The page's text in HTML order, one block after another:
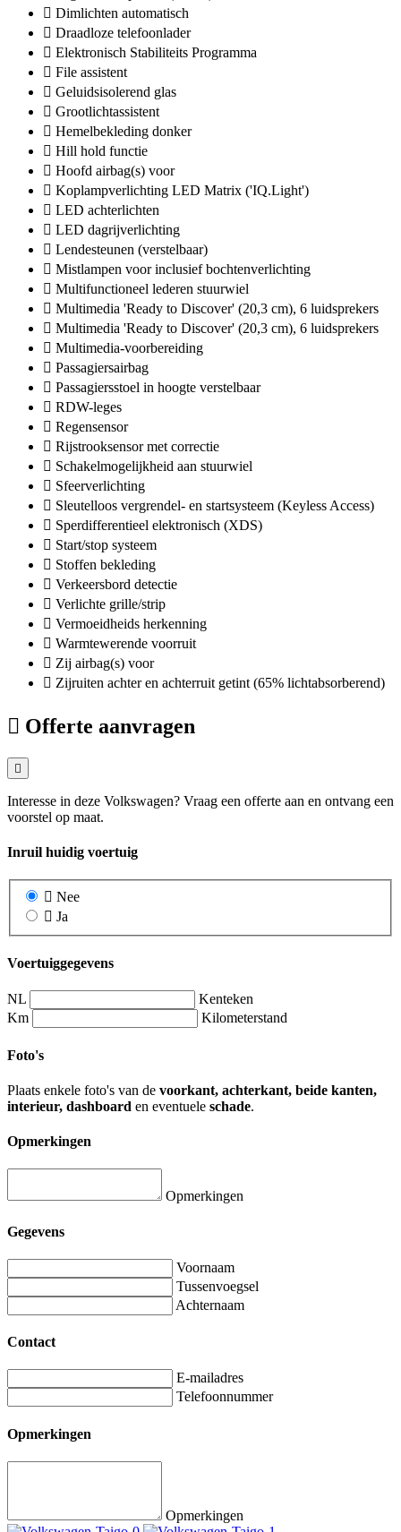
Dimlichten automatisch
Draadloze telefoonlader
Elektronisch Stabiliteits Programma
File assistent
Geluidsisolerend glas
Grootlichtassistent
Hemelbekleding donker
Hill hold functie
Hoofd airbag(s) voor
Koplampverlichting LED Matrix ('IQ.Light')
LED achterlichten
LED dagrijverlichting
Lendesteunen (verstelbaar)
Mistlampen voor inclusief bochtenverlichting
Multifunctioneel lederen stuurwiel
Multimedia 'Ready to Discover' (20,3 cm), 6 luidsprekers
Multimedia 'Ready to Discover' (20,3 cm), 6 luidsprekers
Multimedia-voorbereiding
Passagiersairbag
Passagiersstoel in hoogte verstelbaar
RDW-leges
Regensensor
Rijstrooksensor met correctie
Schakelmogelijkheid aan stuurwiel
Sfeerverlichting
Sleutelloos vergrendel- en startsysteem (Keyless Access)
Sperdifferentieel elektronisch (XDS)
Start/stop systeem
Stoffen bekleding
Verkeersbord detectie
Verlichte grille/strip
Vermoeidheids herkenning
Warmtewerende voorruit
Zij airbag(s) voor
Zijruiten achter en achterruit getint (65% lichtabsorberend)
Offerte aanvragen
Interesse in deze Volkswagen? Vraag een offerte aan en ontvang een
voorstel op maat.
Inruil huidig voertuig
Nee
Ja
Voertuiggegevens
NL
Kenteken
Km
Kilometerstand
Foto's
Plaats enkele foto's van de voorkant, achterkant, beide kanten,
interieur, dashboard en eventuele schade.
Opmerkingen
Opmerkingen
Gegevens
Voornaam
Tussenvoegsel
Achternaam
Contact
E-mailadres
Telefoonnummer
Opmerkingen
Opmerkingen